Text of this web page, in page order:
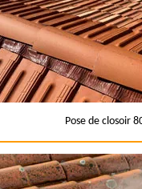
Pose de closoir